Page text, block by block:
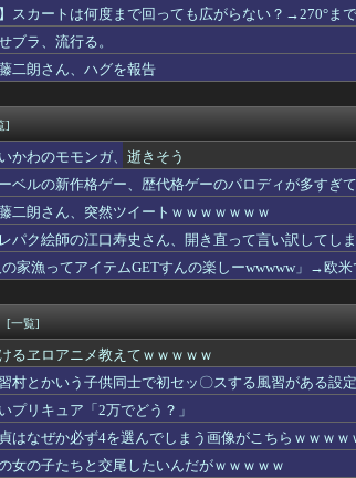
り頼むの辞めてみます？」 ワイ「…食っちゃいけな
踊る「マンガ毎週末セール（50%還元）」2日目...
ージちゃんがモンスター化！？
に見たな…
ストが初めて映像化された時の衝撃
ウルトラマンテオ 第６話 感想まとめ
暑い日の簡単ごはん
この９連休、ラブライブイベントなし…？？
国重慶市で珍しい事故が撮影される。
よ」〈年金月17万円・74歳男性〉物価高で変わった
全然出てこないけど、普通に石がハチャメチャに貰
てなんなの
ラーメン700円は安すぎる！2000円にするべき」
年新年3・4合併号に載ってる作品リストｗｗｗｗｗ
低記録を更新したった…
教えてｗｗｗｗｗ
に2～3年隠したいという夫。理由を聞いたら『世間
園でアシカに水をかけられビショビショに→たまこ
るぜ
見てやこれ！」ワイ「これスクーターじゃん…」
謗中傷により自殺→記者「これ、インプレゾンビが誹
デカケツを晒す声優wwwwwwww
】スカートは何度まで回っても広がらない？→270°ま
ブラ、流行る。
二朗さん、ハグを報告
]
かわのモモンガ、逝きそう
ーベルの新作格ゲー、歴代格ゲーのパロディが多すぎ
二朗さん、突然ツイートｗｗｗｗｗｗｗ
レパク絵師の江口寿史さん、開き直って言い訳してし
の家漁ってアイテムGETすんの楽しーwwwww」→欧
[一覧]
るヱロアニメ教えてｗｗｗｗｗ
習村とかいう子供同士で初セッ〇スする風習がある設
プリキュア「2万でどう？」
貞はなぜか必ず4を選んでしまう画像がこちらｗｗｗｗ
の女の子たちと交尾したいんだがｗｗｗｗｗ